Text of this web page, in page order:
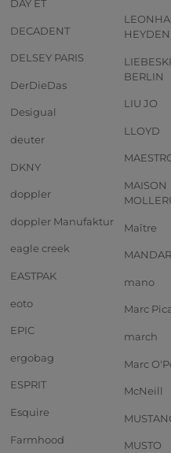
DAY ET
DECADENT
DELSEY PARIS
DerDieDas
Desigual
deuter
DKNY
doppler
doppler Manufaktur
eagle creek
EASTPAK
eoto
EPIC
ergobag
ESPRIT
Esquire
Farmhood
HEYDEN
BERLIN
LIU JO
LLOYD
MAISON
Maître
mano
Marc
march
Marc
McNeill
MUSTO